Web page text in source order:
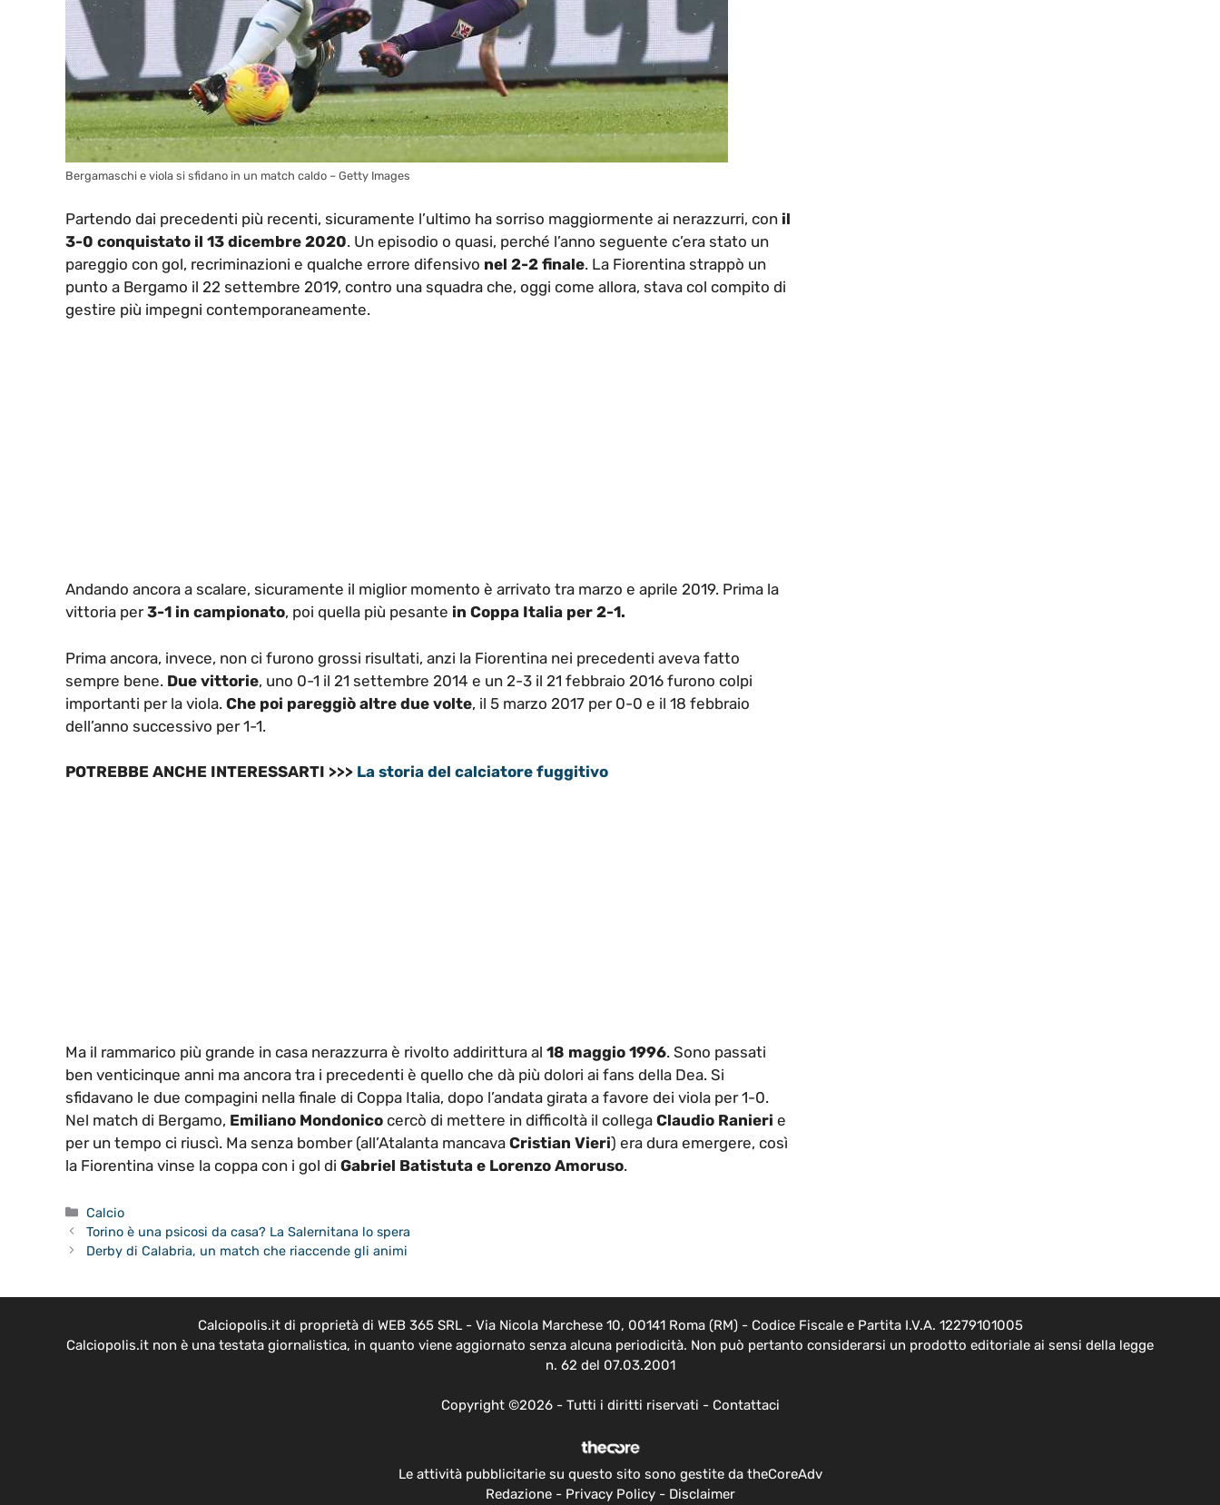
Bergamaschi e viola si sfidano in un match caldo – Getty Images
Partendo dai precedenti più recenti, sicuramente l’ultimo ha sorriso maggiormente ai nerazzurri, con il
3-0 conquistato il 13 dicembre 2020. Un episodio o quasi, perché l’anno seguente c’era stato un
pareggio con gol, recriminazioni e qualche errore difensivo nel 2-2 finale. La Fiorentina strappò un
punto a Bergamo il 22 settembre 2019, contro una squadra che, oggi come allora, stava col compito di
gestire più impegni contemporaneamente.
Andando ancora a scalare, sicuramente il miglior momento è arrivato tra marzo e aprile 2019. Prima la
vittoria per3-1 in campionato, poi quella più pesante in Coppa Italia per 2-1.
Prima ancora, invece, non ci furono grossi risultati, anzi la Fiorentina nei precedenti aveva fatto
sempre bene. Due vittorie, uno 0-1 il 21 settembre 2014 e un 2-3 il 21 febbraio 2016 furono colpi
importanti per la viola. Che poi pareggiò altre due volte, il 5 marzo 2017 per 0-0 e il 18 febbraio
dell’anno successivo per 1-1.
POTREBBE ANCHE INTERESSARTI >>> La storia del calciatore fuggitivo
Ma il rammarico più grande in casa nerazzurra è rivolto addirittura al 18 maggio 1996. Sono passati
ben venticinque anni ma ancora tra i precedenti è quello che dà più dolori ai fans della Dea. Si
sfidavano le due compagini nella finale di Coppa Italia, dopo l’andata girata a favore dei viola per 1-0.
Nel match di Bergamo, Emiliano Mondonico cercò di mettere in difficoltà il collega Claudio Ranieri e
per un tempo ci riuscì. Ma senza bomber (all’Atalanta mancava Cristian Vieri) era dura emergere, così
la Fiorentina vinse la coppa con i gol di Gabriel Batistuta e Lorenzo Amoruso.
Categorie
Calcio
Torino è una psicosi da casa? La Salernitana lo spera
Derby di Calabria, un match che riaccende gli animi
Calciopolis.it di proprietà di WEB 365 SRL - Via Nicola Marchese 10, 00141 Roma (RM) - Codice Fiscale e Partita I.V.A. 12279101005
Calciopolis.it non è una testata giornalistica, in quanto viene aggiornato senza alcuna periodicità. Non può pertanto considerarsi un prodotto editoriale ai sensi della legge
n. 62 del 07.03.2001
Copyright ©2026 - Tutti i diritti riservati - Contattaci
Le attività pubblicitarie su questo sito sono gestite da theCoreAdv
Redazione- Privacy Policy- Disclaimer